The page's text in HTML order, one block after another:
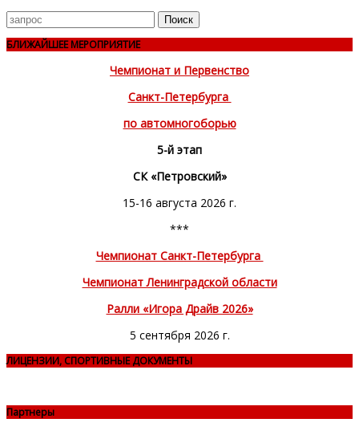
Поиск
для
БЛИЖАЙШЕЕ МЕРОПРИЯТИЕ
Чемпионат и Первенство
Санкт-Петербурга
по автомногоборью
5-й этап
СК «Петровский»
15-16 августа 2026 г.
***
Чемпионат Санкт-Петербурга
Чемпионат Ленинградской области
Ралли «Игора Драйв 2026»
5 сентября 2026 г.
ЛИЦЕНЗИИ, СПОРТИВНЫЕ ДОКУМЕНТЫ
Партнеры